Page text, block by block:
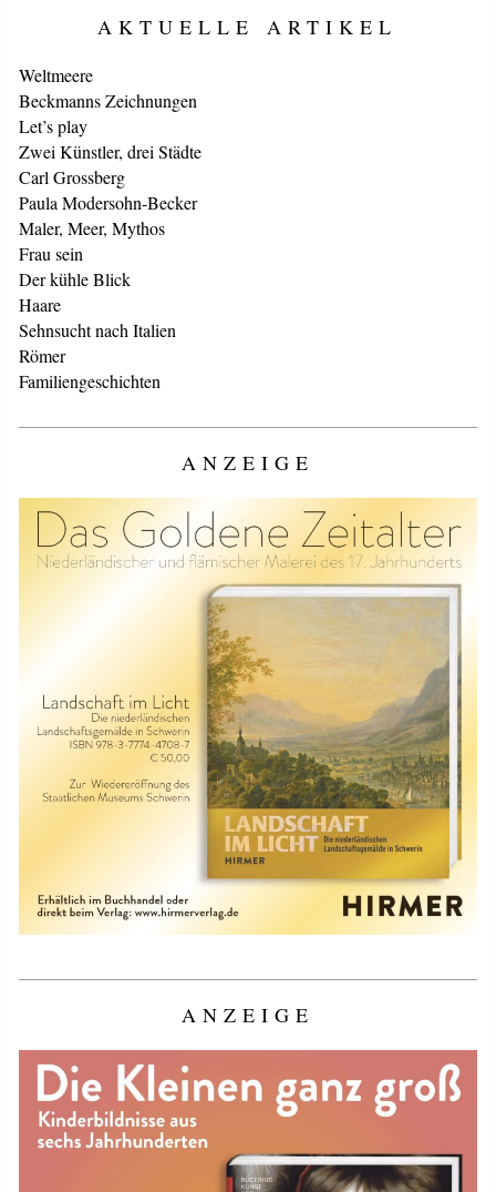
AKTUELLE ARTIKEL
Weltmeere
Beckmanns Zeichnungen
Let’s play
Zwei Künstler, drei Städte
Carl Grossberg
Paula Modersohn-Becker
Maler, Meer, Mythos
Frau sein
Der kühle Blick
Haare
Sehnsucht nach Italien
Römer
Familiengeschichten
ANZEIGE
ANZEIGE